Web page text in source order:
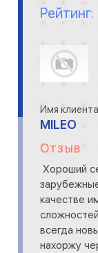
Рейтинг:
Имя
MILEO
Отзыв
Хороший
качестве
всегда
нахоржу